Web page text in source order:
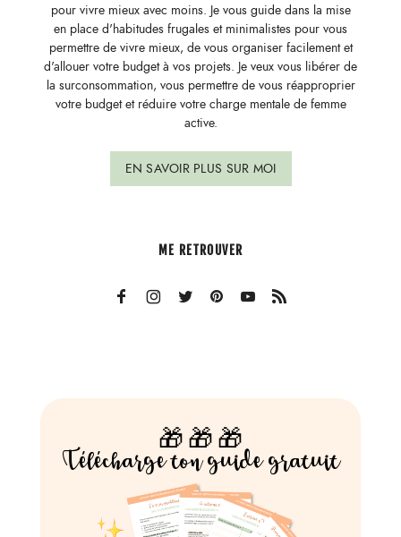
pour vivre mieux avec moins. Je vous guide dans la mise
en place d'habitudes frugales et minimalistes pour vous
permettre de vivre mieux, de vous organiser facilement et
d'allouer votre budget à vos projets. Je veux vous libérer de
la surconsommation, vous permettre de vous réapproprier
votre budget et réduire votre charge mentale de femme
active.
EN SAVOIR PLUS SUR MOI
ME RETROUVER